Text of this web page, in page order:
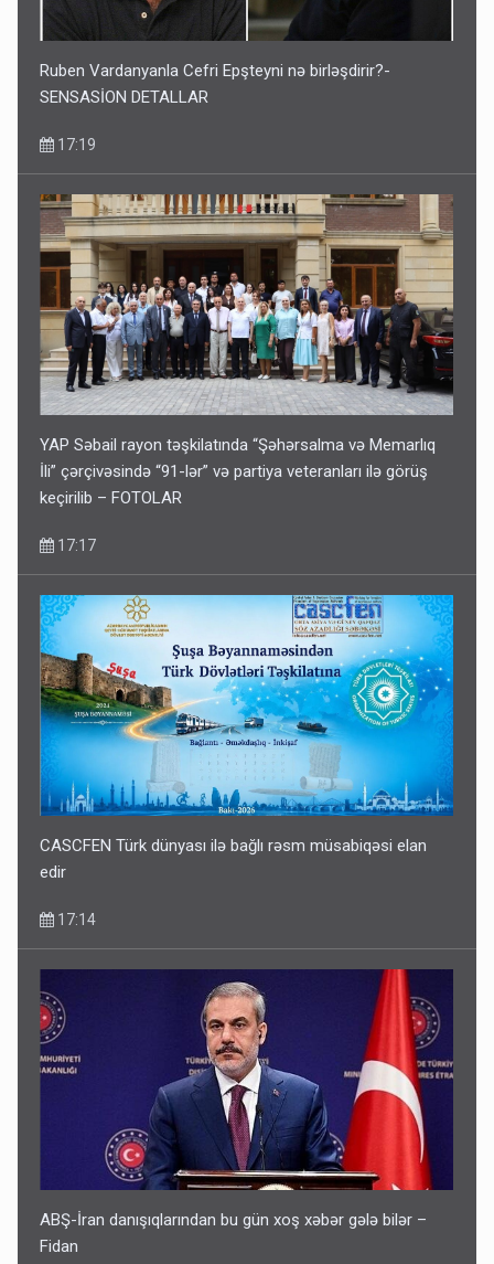
Ruben Vardanyanla Cefri Epşteyni nə birləşdirir?-
SENSASİON DETALLAR
17:19
YAP Səbail rayon təşkilatında “Şəhərsalma və Memarlıq
İli” çərçivəsində “91-lər” və partiya veteranları ilə görüş
keçirilib – FOTOLAR
17:17
CASCFEN Türk dünyası ilə bağlı rəsm müsabiqəsi elan
edir
17:14
ABŞ-İran danışıqlarından bu gün xoş xəbər gələ bilər –
Fidan